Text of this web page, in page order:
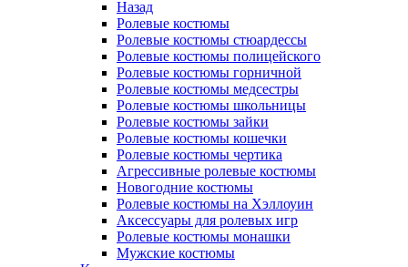
Назад
Ролевые костюмы
Ролевые костюмы стюардессы
Ролевые костюмы полицейского
Ролевые костюмы горничной
Ролевые костюмы медсестры
Ролевые костюмы школьницы
Ролевые костюмы зайки
Ролевые костюмы кошечки
Ролевые костюмы чертика
Агрессивные ролевые костюмы
Новогодние костюмы
Ролевые костюмы на Хэллоуин
Аксессуары для ролевых игр
Ролевые костюмы монашки
Мужские костюмы